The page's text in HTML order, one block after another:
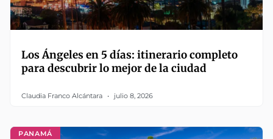
Los Ángeles en 5 días: itinerario completo
para descubrir lo mejor de la ciudad
Claudia Franco Alcántara julio 8, 2026
PANAMÁ